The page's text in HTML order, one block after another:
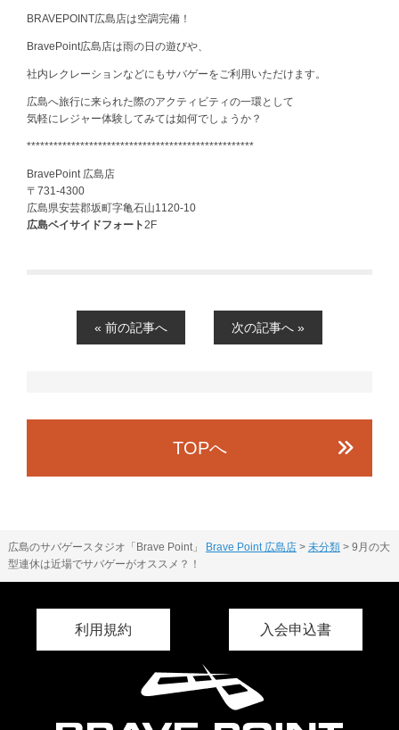
BRAVEPOINT広島店は空調完備！
BravePoint広島店は雨の日の遊びや、
社内レクレーションなどにもサバゲーをご利用いただけます。
広島へ旅行に来られた際のアクティビティの一環として
気軽にレジャー体験してみては如何でしょうか？
***************************************************
BravePoint 広島店
〒731-4300
広島県安芸郡坂町字亀石山1120-10
広島ベイサイドフォート2F
« 前の記事へ 次の記事へ »
TOPへ
広島のサバゲースタジオ「Brave Point」 Brave Point 広島店> 未分類> 9月の大
型連休は近場でサバゲーがオススメ？！
利用規約 入会申込書